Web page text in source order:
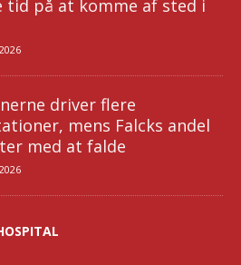
tid på at komme af sted i
driver flere
mens Falcks andel
med at falde